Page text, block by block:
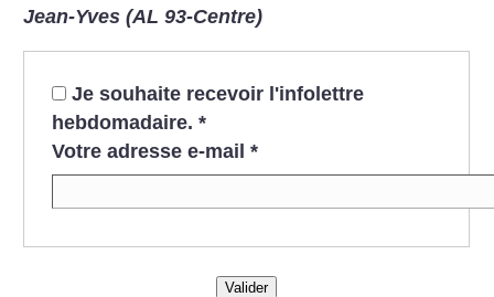
Jean-Yves (AL 93-Centre)
Je souhaite recevoir l'infolettre
hebdomadaire. *
Votre adresse e-mail *
Valider